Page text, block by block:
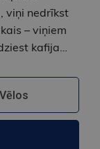
viņi nedrīkst
– viņiem
kafija…
Vēlos